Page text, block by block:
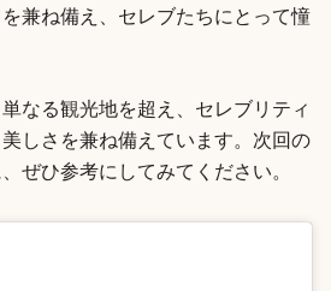
兼ね備え、セレブたちにとって憧
なる観光地を超え、セレブリティ
しさを兼ね備えています。次回の
ぜひ参考にしてみてください。